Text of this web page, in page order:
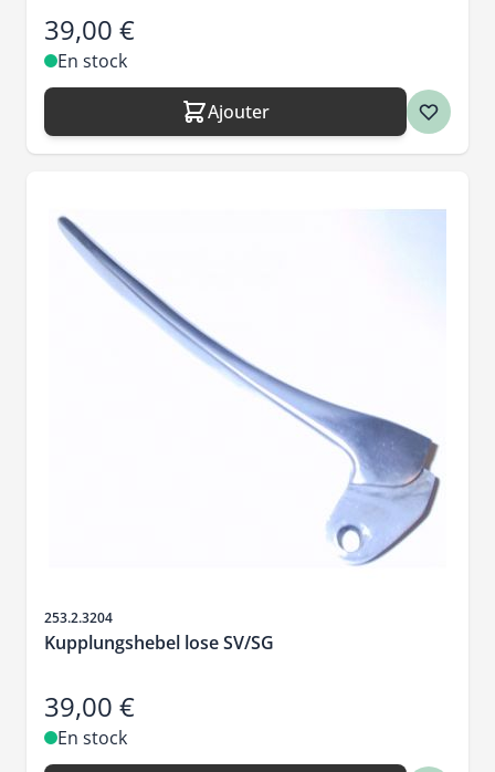
39,00 €
En stock
Ajouter
SKU
253.2.3204
Kupplungshebel lose SV/SG
39,00 €
En stock